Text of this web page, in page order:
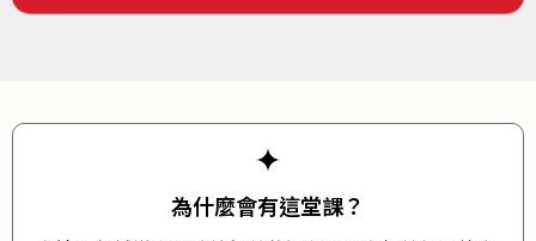
為什麼會有這堂課？